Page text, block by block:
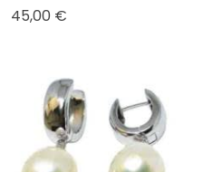
45,00 €